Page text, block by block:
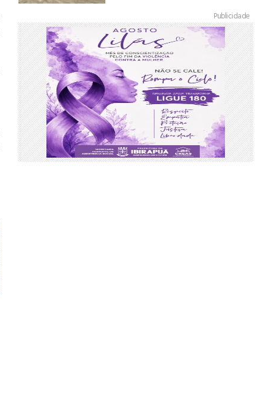
Publicidade